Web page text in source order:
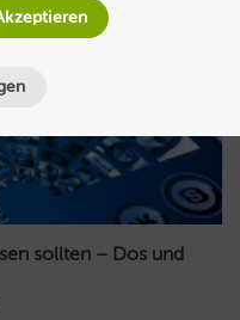
sollten – Dos und